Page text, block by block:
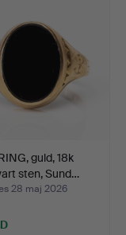
guld, 18k
sten, Sund…
28 maj 2026